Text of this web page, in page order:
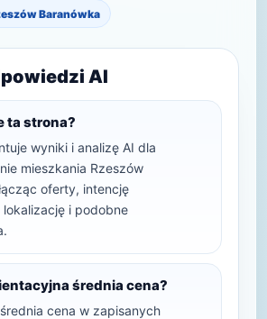
Baranówka
AI
ta strona?
wyniki i analizę AI dla
mieszkania Rzeszów
oferty, intencję
i podobne
średnia cena?
cena w zapisanych